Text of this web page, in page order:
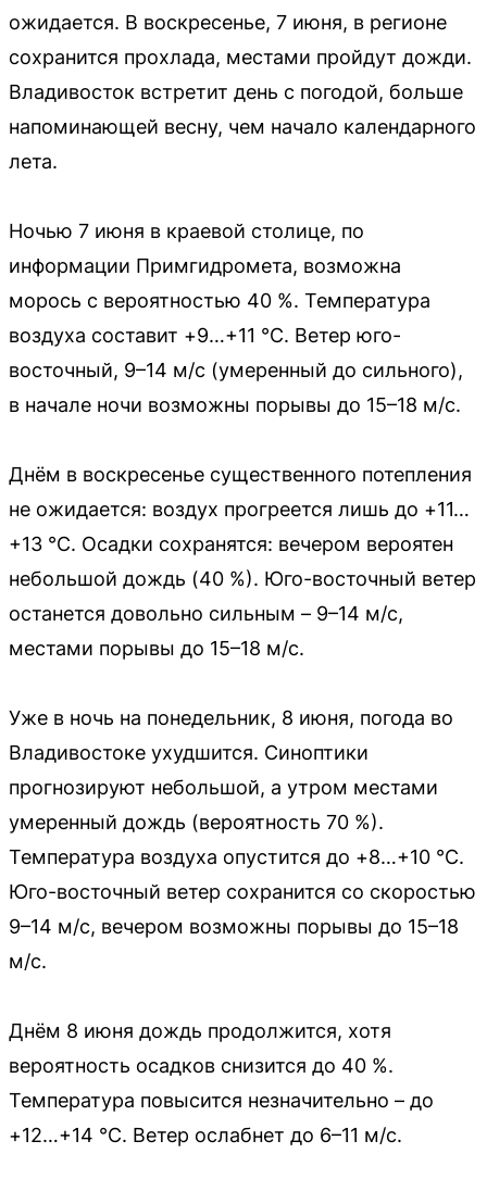
ожидается. В воскресенье, 7 июня, в регионе
сохранится прохлада, местами пройдут дожди.
Владивосток встретит день с погодой, больше
напоминающей весну, чем начало календарного
лета.
Ночью 7 июня в краевой столице, по
информации Примгидромета, возможна
морось с вероятностью 40 %. Температура
воздуха составит +9…+11 °C. Ветер юго-
восточный, 9–14 м/с (умеренный до сильного),
в начале ночи возможны порывы до 15–18 м/с.
Днём в воскресенье существенного потепления
не ожидается: воздух прогреется лишь до +11…
+13 °C. Осадки сохранятся: вечером вероятен
небольшой дождь (40 %). Юго-восточный ветер
останется довольно сильным – 9–14 м/с,
местами порывы до 15–18 м/с.
Уже в ночь на понедельник, 8 июня, погода во
Владивостоке ухудшится. Синоптики
прогнозируют небольшой, а утром местами
умеренный дождь (вероятность 70 %).
Температура воздуха опустится до +8…+10 °C.
Юго-восточный ветер сохранится со скоростью
9–14 м/с, вечером возможны порывы до 15–18
м/с.
Днём 8 июня дождь продолжится, хотя
вероятность осадков снизится до 40 %.
Температура повысится незначительно – до
+12…+14 °C. Ветер ослабнет до 6–11 м/с.